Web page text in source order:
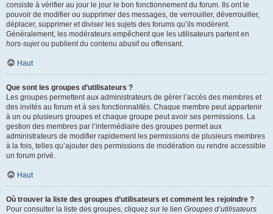
consiste à vérifier au jour le jour le bon fonctionnement du forum. Ils ont le
pouvoir de modifier ou supprimer des messages, de verrouiller, déverrouiller,
déplacer, supprimer et diviser les sujets des forums qu’ils modèrent.
Généralement, les modérateurs empêchent que les utilisateurs partent en
hors-sujetou publient du contenu abusif ou offensant.
Haut
Que sont les groupes d’utilisateurs ?
Les groupes permettent aux administrateurs de gérer l’accès des membres et
des invités au forum et à ses fonctionnalités. Chaque membre peut appartenir
à un ou plusieurs groupes et chaque groupe peut avoir ses permissions. La
gestion des membres par l’intermédiaire des groupes permet aux
administrateurs de modifier rapidement les permissions de plusieurs membres
à la fois, telles qu’ajouter des permissions de modération ou rendre accessible
un forum privé.
Haut
Où trouver la liste des groupes d’utilisateurs et comment les rejoindre ?
Pour consulter la liste des groupes, cliquez sur le lien Groupes d’utilisateurs